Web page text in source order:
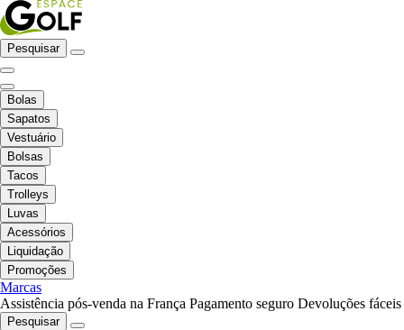
Pesquisar
Bolas
Sapatos
Vestuário
Bolsas
Tacos
Trolleys
Luvas
Acessórios
Liquidação
Promoções
Marcas
Assistência pós-venda na França Pagamento seguro Devoluções fáceis
Pesquisar